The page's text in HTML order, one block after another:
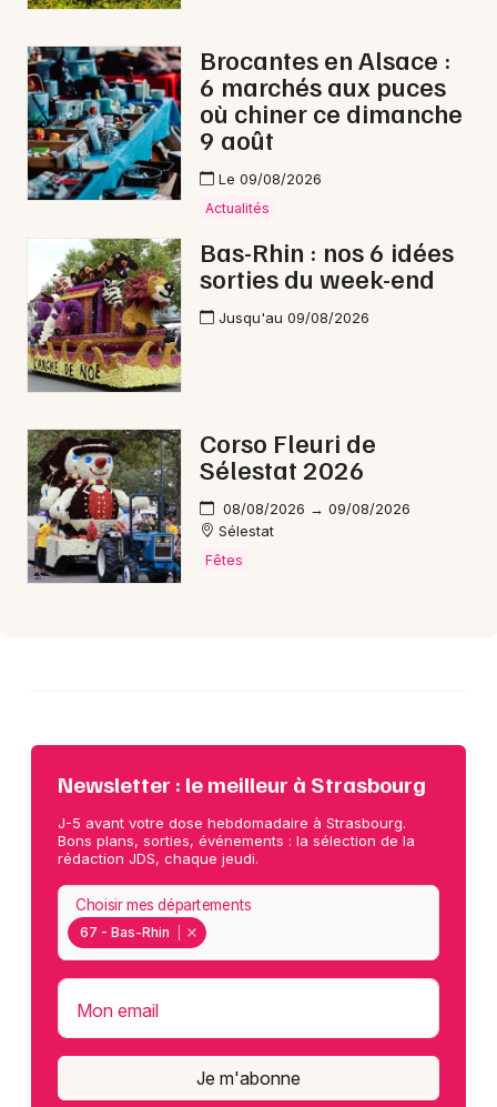
Brocantes en Alsace :
6 marchés aux puces
où chiner ce dimanche
9 août
Le 09/08/2026
Actualités
Bas-Rhin : nos 6 idées
sorties du week-end
Jusqu'au 09/08/2026
Corso Fleuri de
Sélestat 2026
08/08/2026 → 09/08/2026
Sélestat
Fêtes
Newsletter : le meilleur à Strasbourg
J-5 avant votre dose hebdomadaire à Strasbourg.
Bons plans, sorties, événements : la sélection de la
rédaction JDS, chaque jeudi.
67 - Bas-Rhin
Choisir mes départements
Mon email
Je m'abonne